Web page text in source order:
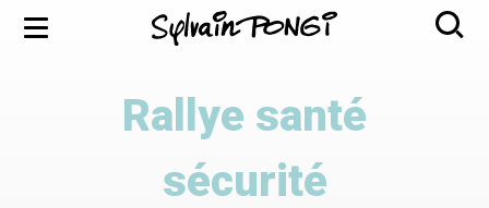
Aller
Menu
Rallye santé
sécurité